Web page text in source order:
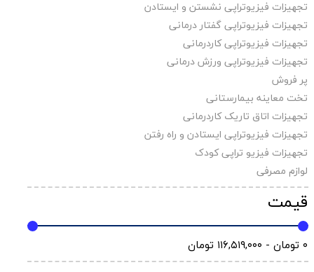
تجهیزات فیزیوتراپی نشستن و ایستادن
تجهیزات فیزیوتراپی گفتار درمانی
تجهیزات فیزیوتراپی کاردرمانی
تجهیزات فیزیوتراپی ورزش درمانی
پر فروش
تخت معاینه بیمارستانی
تجهیزات اتاق تاریک کاردرمانی
تجهیزات فیزیوتراپی ایستادن و راه رفتن
تجهیزات فیزیو تراپی کودک
لوازم مصرفی
قیمت
۰ تومان - ۱۱۶,۵۱۹,۰۰۰ تومان